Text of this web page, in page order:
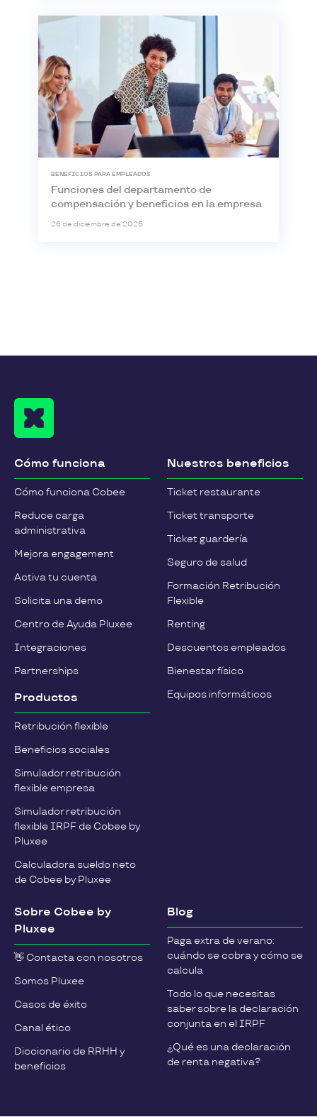
BENEFICIOS PARA EMPLEADOS
Funciones del departamento de
compensación y beneficios en la empresa
26 de diciembre de 2025
Cómo funciona
Cómo funciona Cobee
Reduce carga
administrativa
Mejora engagement
Activa tu cuenta
Solicita una demo
Centro de Ayuda Pluxee
Integraciones
Partnerships
Productos
Retribución flexible
Beneficios sociales
Simulador retribución
flexible empresa
Simulador retribución
flexible IRPF de Cobee by
Pluxee
Calculadora sueldo neto
de Cobee by Pluxee
Nuestros beneficios
Ticket restaurante
Ticket transporte
Ticket guardería
Seguro de salud
Formación Retribución
Flexible
Renting
Descuentos empleados
Bienestar físico
Equipos informáticos
Sobre Cobee by
Pluxee
👋 Contacta con nosotros
Somos Pluxee
Casos de éxito
Canal ético
Diccionario de RRHH y
beneficios
Blog
Paga extra de verano:
cuándo se cobra y cómo se
calcula
Todo lo que necesitas
saber sobre la declaración
conjunta en el IRPF
¿Qué es una declaración
de renta negativa?